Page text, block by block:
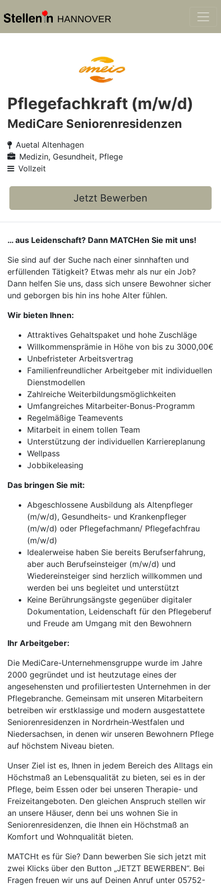
HANNOVER
Pflegefachkraft (m/w/d)
MediCare Seniorenresidenzen
Auetal Altenhagen
Medizin, Gesundheit, Pflege
Vollzeit
Jetzt Bewerben
… aus Leidenschaft? Dann MATCHen Sie mit uns!
Sie sind auf der Suche nach einer sinnhaften und
erfüllenden Tätigkeit? Etwas mehr als nur ein Job?
Dann helfen Sie uns, dass sich unsere Bewohner sicher
und geborgen bis hin ins hohe Alter fühlen.
Wir bieten Ihnen:
Attraktives Gehaltspaket und hohe Zuschläge
Willkommensprämie in Höhe von bis zu 3000,00€
Unbefristeter Arbeitsvertrag
Familienfreundlicher Arbeitgeber mit individuellen
Dienstmodellen
Zahlreiche Weiterbildungsmöglichkeiten
Umfangreiches Mitarbeiter-Bonus-Programm
Regelmäßige Teamevents
Mitarbeit in einem tollen Team
Unterstützung der individuellen Karriereplanung
Wellpass
Jobbikeleasing
Das bringen Sie mit:
Abgeschlossene Ausbildung als Altenpfleger
(m/w/d), Gesundheits- und Krankenpfleger
(m/w/d) oder Pflegefachmann/ Pflegefachfrau
(m/w/d)
Idealerweise haben Sie bereits Berufserfahrung,
aber auch Berufseinsteiger (m/w/d) und
Wiedereinsteiger sind herzlich willkommen und
werden bei uns begleitet und unterstützt
Keine Berührungsängste gegenüber digitaler
Dokumentation, Leidenschaft für den Pflegeberuf
und Freude am Umgang mit den Bewohnern
Ihr Arbeitgeber:
Die MediCare-Unternehmensgruppe wurde im Jahre
2000 gegründet und ist heutzutage eines der
angesehensten und profiliertesten Unternehmen in der
Pflegebranche. Gemeinsam mit unseren Mitarbeitern
betreiben wir erstklassige und modern ausgestattete
Seniorenresidenzen in Nordrhein-Westfalen und
Niedersachsen, in denen wir unseren Bewohnern Pflege
auf höchstem Niveau bieten.
Unser Ziel ist es, Ihnen in jedem Bereich des Alltags ein
Höchstmaß an Lebensqualität zu bieten, sei es in der
Pflege, beim Essen oder bei unseren Therapie- und
Freizeitangeboten. Den gleichen Anspruch stellen wir
an unsere Häuser, denn bei uns wohnen Sie in
Seniorenresidenzen, die Ihnen ein Höchstmaß an
Komfort und Wohnqualität bieten.
MATCHt es für Sie? Dann bewerben Sie sich jetzt mit
zwei Klicks über den Button „JETZT BEWERBEN“. Bei
Fragen freuen wir uns auf Deinen Anruf unter 05752-